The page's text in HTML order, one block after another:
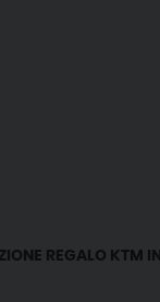
REGALO KTM